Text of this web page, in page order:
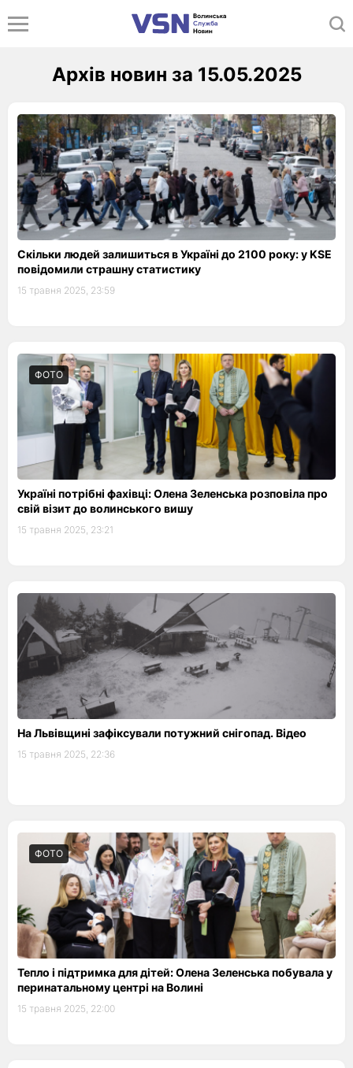
Архів новин за 15.05.2025
Скільки людей залишиться в Україні до 2100 року: у KSE
повідомили страшну статистику
15 травня 2025, 23:59
ФОТО
Україні потрібні фахівці: Олена Зеленська розповіла про
свій візит до волинського вишу
15 травня 2025, 23:21
На Львівщині зафіксували потужний снігопад. Відео
15 травня 2025, 22:36
ФОТО
Тепло і підтримка для дітей: Олена Зеленська побувала у
перинатальному центрі на Волині
15 травня 2025, 22:00